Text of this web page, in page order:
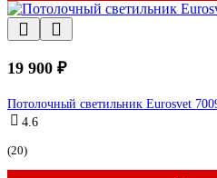
19 900 ₽
Потолочный светильник Eurosvet
4.6
(20)